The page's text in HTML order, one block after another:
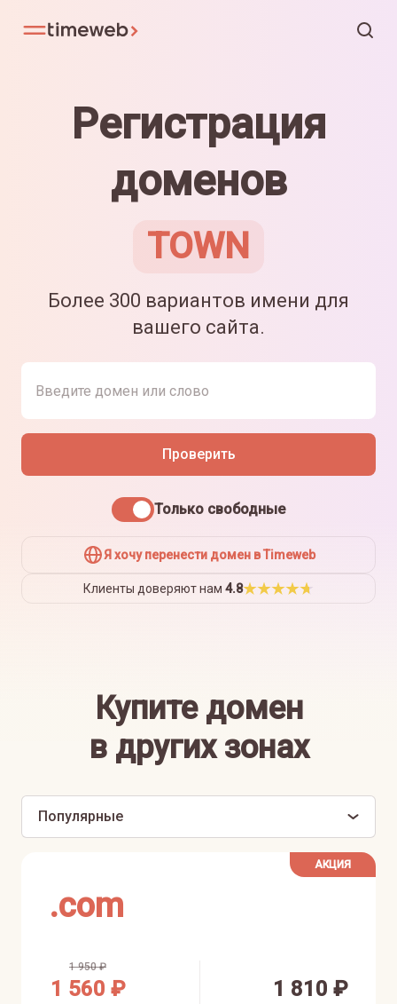
Регистрация
доменов
TOWN
Более 300 вариантов имени для
вашего сайта.
Проверить
Только свободные
Я хочу перенести домен в Timeweb
Клиенты доверяют нам 4.8
Купите домен
в других зонах
Популярные
АКЦИЯ
.com
1 950 ₽
1 560 ₽ 1 810 ₽